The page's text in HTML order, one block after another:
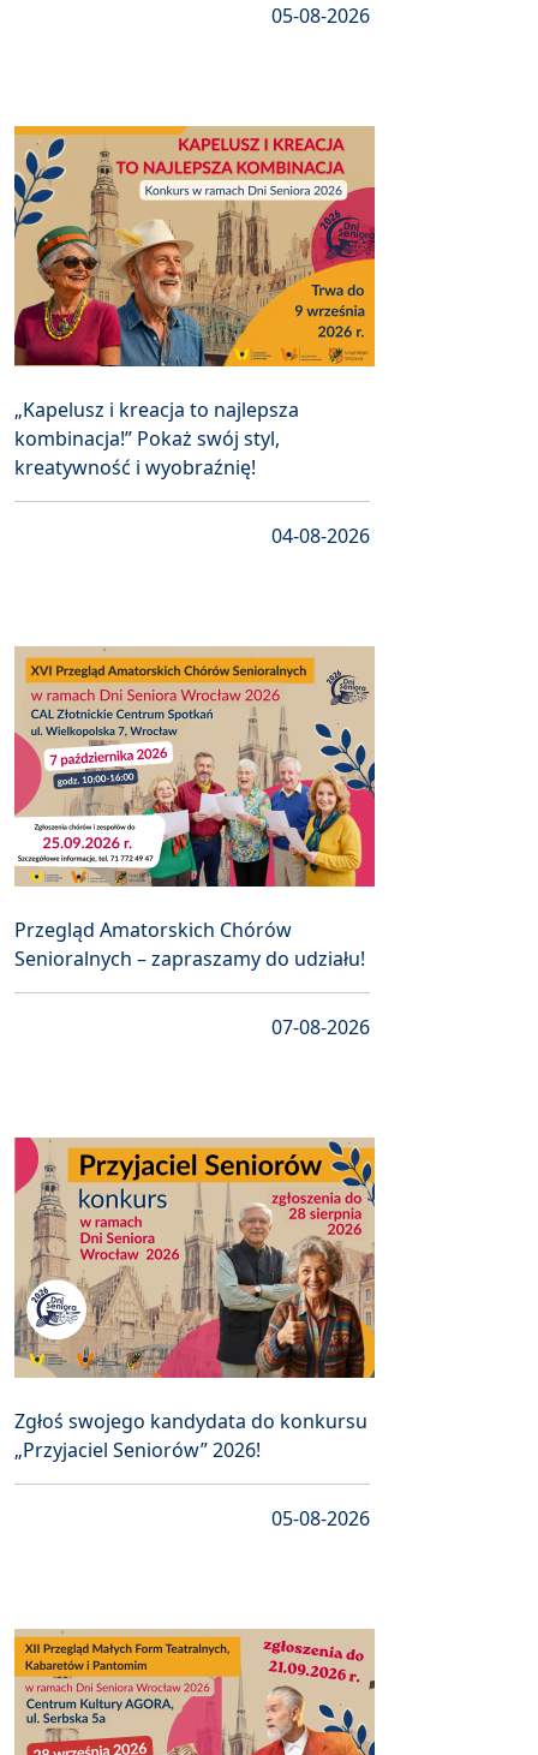
05-08-2026
„Kapelusz i kreacja to najlepsza
kombinacja!” Pokaż swój styl,
kreatywność i wyobraźnię!
04-08-2026
Przegląd Amatorskich Chórów
Senioralnych – zapraszamy do udziału!
07-08-2026
Zgłoś swojego kandydata do konkursu
„Przyjaciel Seniorów” 2026!
05-08-2026